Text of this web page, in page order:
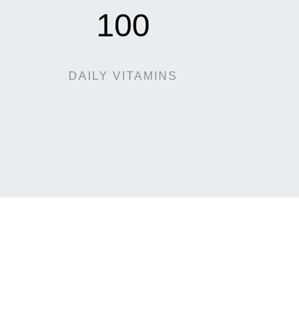
100
DAILY VITAMINS